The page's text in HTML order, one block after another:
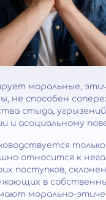
моральные,
не способен
стыда,
и асоциальному
относится к
поступков,
в
морально-